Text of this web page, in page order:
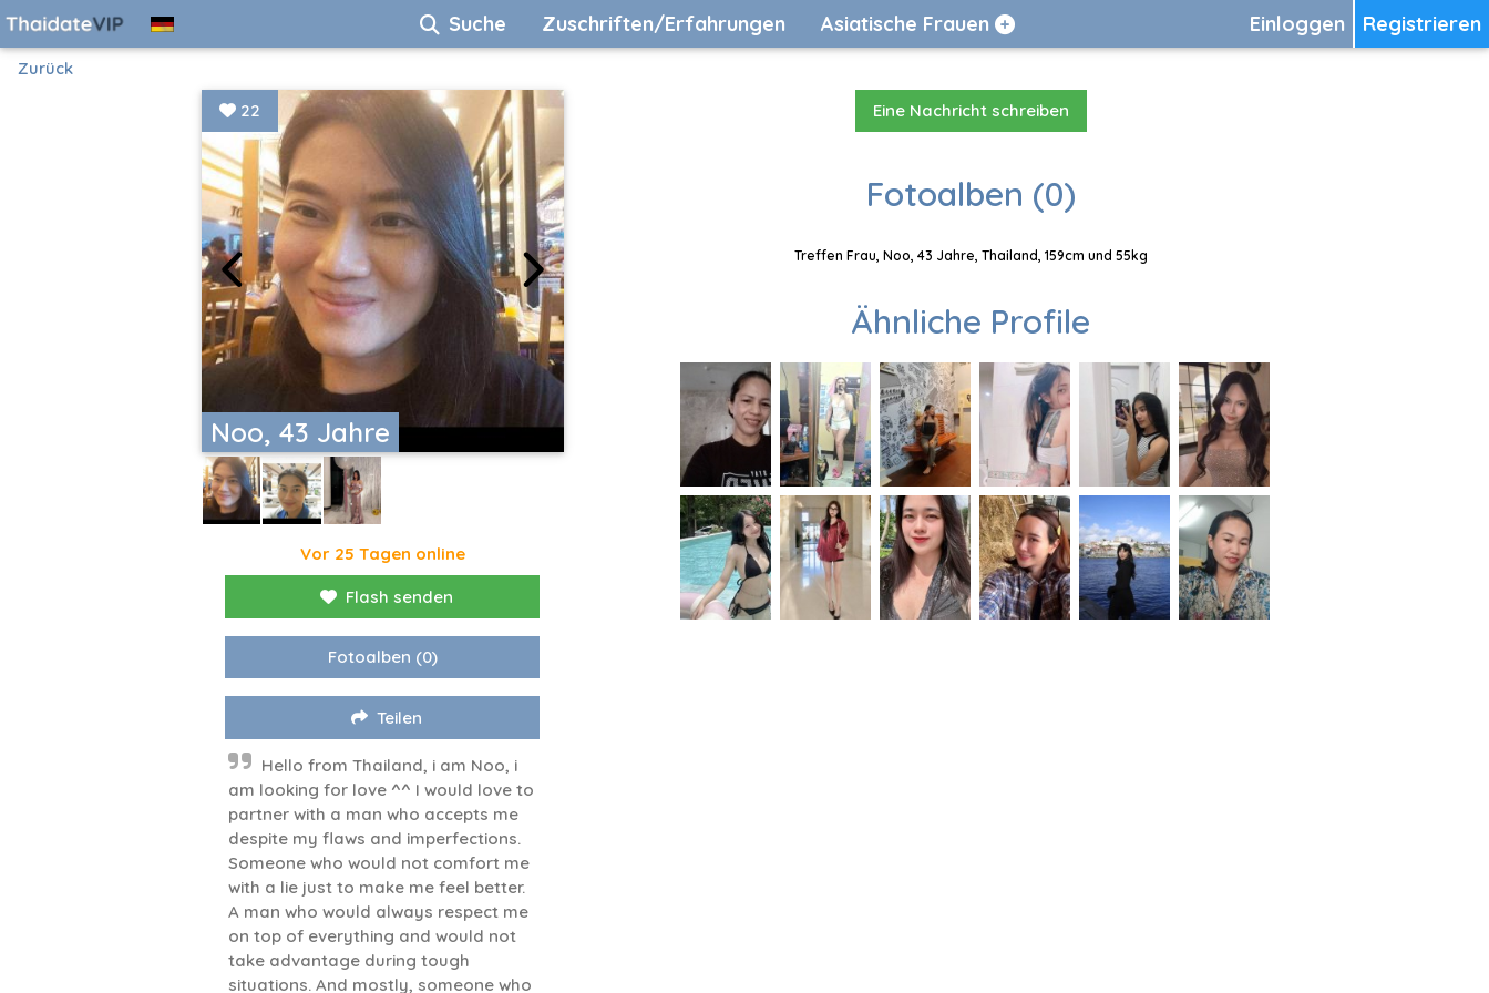
Registrieren
Einloggen
Suche Zuschriften/Erfahrungen Asiatische Frauen
Zurück
Noo, 43 Jahre
22
Vor 25 Tagen online
Flash senden
Fotoalben (0)
Teilen
Hello from Thailand, i am Noo, i
am looking for love ^^ I would love to
partner with a man who accepts me
despite my flaws and imperfections.
Someone who would not comfort me
with a lie just to make me feel better.
A man who would always respect me
on top of everything and would not
take advantage during tough
situations. And mostly, someone who
Eine Nachricht schreiben
Fotoalben (0)
Treffen Frau, Noo, 43 Jahre, Thailand, 159cm und 55kg
Ähnliche Profile